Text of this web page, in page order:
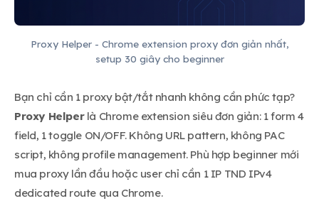
Proxy Helper - Chrome extension proxy đơn giản nhất,
setup 30 giây cho beginner
Bạn chỉ cần 1 proxy bật/tắt nhanh không cần phức tạp?
Proxy Helperlà Chrome extension siêu đơn giản: 1 form 4
field, 1 toggle ON/OFF. Không URL pattern, không PAC
script, không profile management. Phù hợp beginner mới
mua proxy lần đầu hoặc user chỉ cần 1 IP TND IPv4
dedicated route qua Chrome.